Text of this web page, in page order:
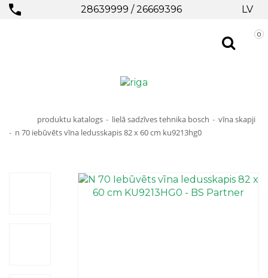
28639999 /26669396 LV
0
produktu katalogs - lielā sadzīves tehnika bosch - vīna skapji
- n 70 iebūvēts vīna ledusskapis 82 x 60 cm ku9213hg0